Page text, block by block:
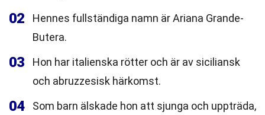
02
Hennes fullständiga namn är Ariana Grande-
Butera.
03
Hon har italienska rötter och är av siciliansk
och abruzzesisk härkomst.
04
Som barn älskade hon att sjunga och uppträda,